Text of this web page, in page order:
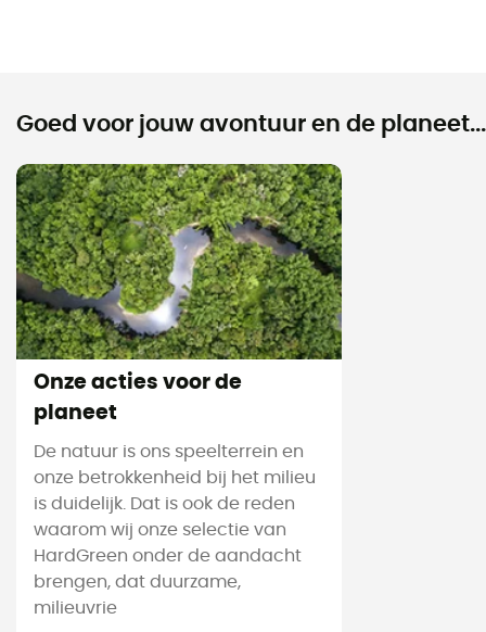
Goed voor jouw avontuur en de planeet...
Onze acties voor de
planeet
De natuur is ons speelterrein en
onze betrokkenheid bij het milieu
is duidelijk. Dat is ook de reden
waarom wij onze selectie van
HardGreen onder de aandacht
brengen, dat duurzame,
milieuvrie